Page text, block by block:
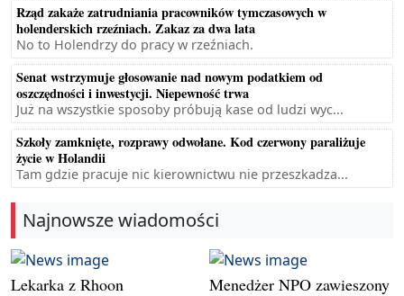
Rząd zakaże zatrudniania pracowników tymczasowych w
holenderskich rzeźniach. Zakaz za dwa lata
No to Holendrzy do pracy w rzeźniach.
Senat wstrzymuje głosowanie nad nowym podatkiem od
oszczędności i inwestycji. Niepewność trwa
Już na wszystkie sposoby próbują kase od ludzi wyc...
Szkoły zamknięte, rozprawy odwołane. Kod czerwony paraliżuje
życie w Holandii
Tam gdzie pracuje nic kierownictwu nie przeszkadza...
Najnowsze wiadomości
Lekarka z Rhoon
Menedżer NPO zawieszony